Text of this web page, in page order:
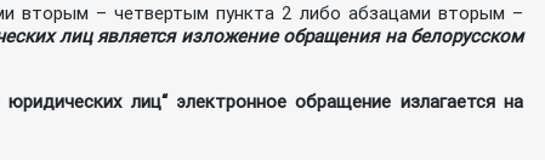
вторым – четвертым пункта 2 либо абзацами вторым –
лиц является изложение обращения на белорусском
лиц“ электронное обращение излагается на